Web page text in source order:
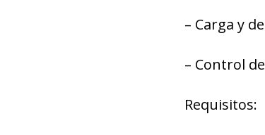
– Carga y
– Control
Requisitos: